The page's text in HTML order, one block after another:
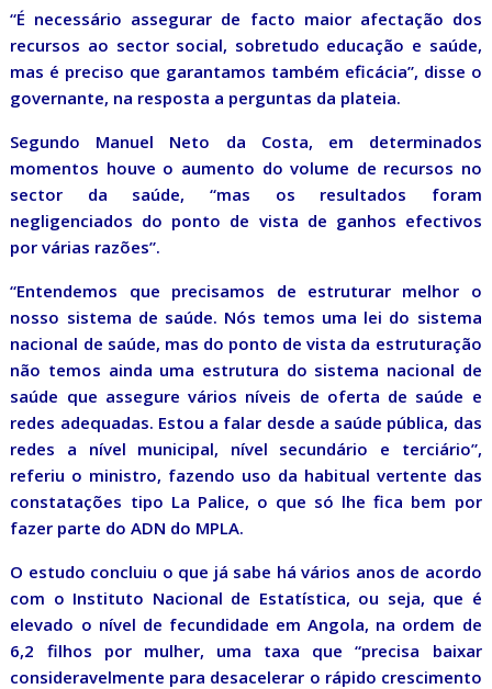
“É necessário assegurar de facto maior afectação dos
recursos ao sector social, sobretudo educação e saúde,
mas é preciso que garantamos também eficácia”, disse o
governante, na resposta a perguntas da plateia.
Segundo Manuel Neto da Costa, em determinados
momentos houve o aumento do volume de recursos no
sector da saúde, “mas os resultados foram
negligenciados do ponto de vista de ganhos efectivos
por várias razões”.
“Entendemos que precisamos de estruturar melhor o
nosso sistema de saúde. Nós temos uma lei do sistema
nacional de saúde, mas do ponto de vista da estruturação
não temos ainda uma estrutura do sistema nacional de
saúde que assegure vários níveis de oferta de saúde e
redes adequadas. Estou a falar desde a saúde pública, das
redes a nível municipal, nível secundário e terciário”,
referiu o ministro, fazendo uso da habitual vertente das
constatações tipo La Palice, o que só lhe fica bem por
fazer parte do ADN do MPLA.
O estudo concluiu o que já sabe há vários anos de acordo
com o Instituto Nacional de Estatística, ou seja, que é
elevado o nível de fecundidade em Angola, na ordem de
6,2 filhos por mulher, uma taxa que “precisa baixar
consideravelmente para desacelerar o rápido crescimento